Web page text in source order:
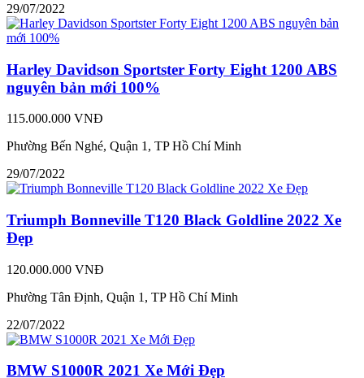
29/07/2022
Harley Davidson Sportster Forty Eight 1200 ABS
nguyên bản mới 100%
115.000.000 VNĐ
Phường Bến Nghé, Quận 1, TP Hồ Chí Minh
29/07/2022
Triumph Bonneville T120 Black Goldline 2022 Xe
Đẹp
120.000.000 VNĐ
Phường Tân Định, Quận 1, TP Hồ Chí Minh
22/07/2022
BMW S1000R 2021 Xe Mới Đẹp